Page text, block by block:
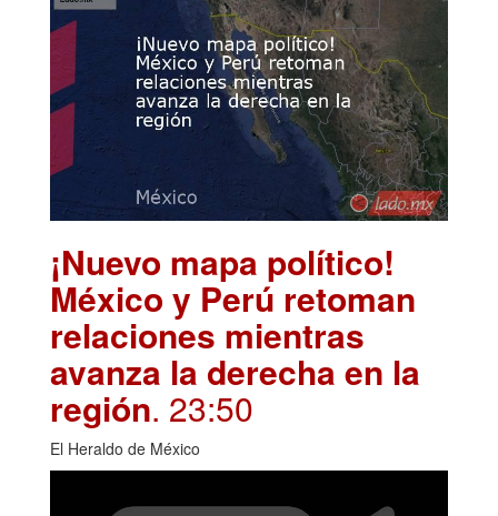
¡Nuevo mapa político!
México y Perú retoman
relaciones mientras
avanza la derecha en la
región. 23:50
El Heraldo de México